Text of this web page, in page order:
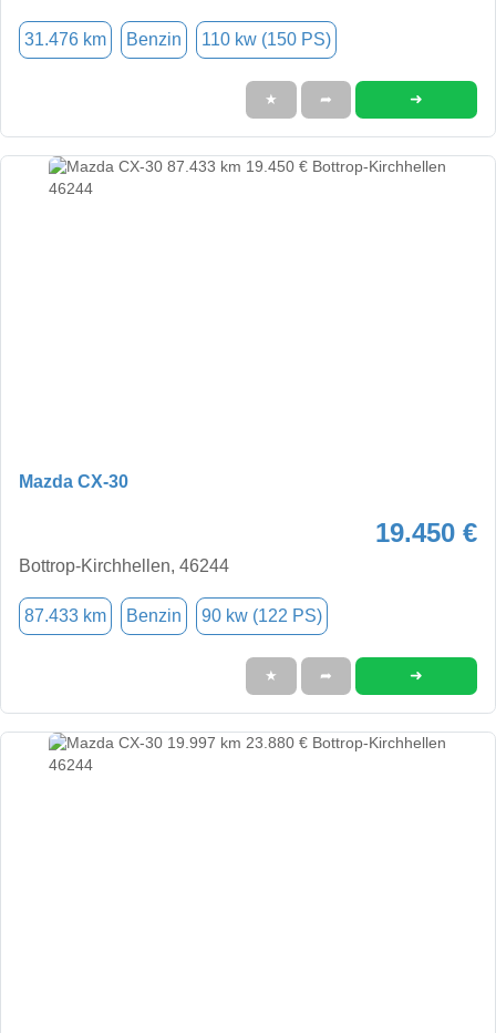
31.476 km Benzin 110 kw (150 PS)
★ ➦ ➜
Mazda CX-30
19.450 €
Bottrop-Kirchhellen, 46244
87.433 km Benzin 90 kw (122 PS)
★ ➦ ➜